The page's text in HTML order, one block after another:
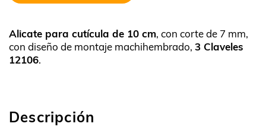
Alicate para cutícula de 10 cm, con corte de 7 mm,
con diseño de montaje machihembrado, 3 Claveles
12106.
Descripción